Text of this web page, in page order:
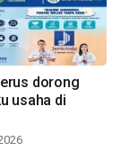
dorong
usaha di